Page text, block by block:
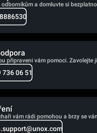
odborníkům a domluvte si
připraveni vám pomoci. Zavolejte
736 06 51
vám rádi pomohou a brzy se